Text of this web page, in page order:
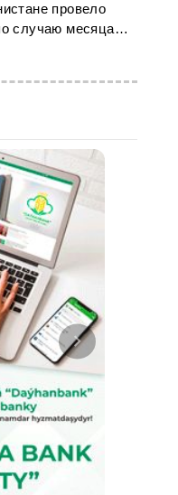
провело
случаю месяца